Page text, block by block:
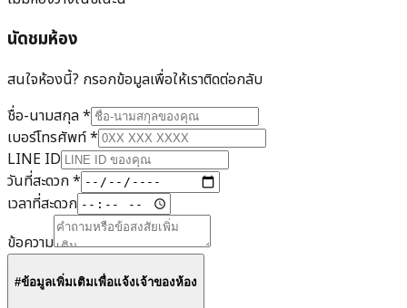
นัดชมห้อง
สนใจห้องนี้? กรอกข้อมูลเพื่อให้เราติดต่อกลับ
ชื่อ-นามสกุล*
เบอร์โทรศัพท์*
LINE ID
วันที่สะดวก*
เวลาที่สะดวก
ข้อความ
#ข้อมูลเพิ่มเติมเพื่อแจ้งเจ้าของห้อง